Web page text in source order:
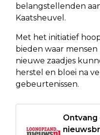
belangstellenden
Kaatsheuvel.
Met het initiatief
bieden waar
nieuwe zaadjes
herstel en bloei na
gebeurtenissen.
Ontvang